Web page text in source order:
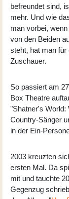
befreundet sind,
mehr. Und wie
man vorbei,
von den Beiden
steht, hat man
Zuschauer.
So passiert am
Box Theatre
"Shatner's World:
Country-Sänger
in der Ein-
2003 kreuzten
ersten Mal. Da
mit und tauchte
Gegenzug schrieb